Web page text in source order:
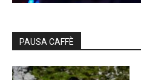
PAUSA CAFFÈ